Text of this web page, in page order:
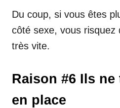
Du coup, si vous êtes
côté sexe, vous risquez
très vite.
Raison #6 Ils
en place